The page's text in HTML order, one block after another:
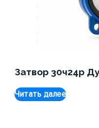
Затвор 30ч24р
Читать далее